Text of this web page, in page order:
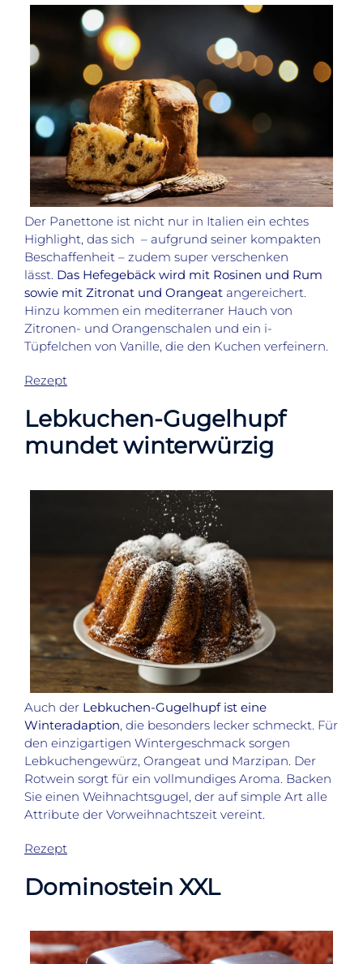
Der Panettone ist nicht nur in Italien ein echtes
Highlight, das sich – aufgrund seiner kompakten
Beschaffenheit – zudem super verschenken
lässt. Das Hefegebäck wird mit Rosinen und Rum
sowie mit Zitronat und Orangeat angereichert.
Hinzu kommen ein mediterraner Hauch von
Zitronen- und Orangenschalen und ein i-
Tüpfelchen von Vanille, die den Kuchen verfeinern.
Rezept
Lebkuchen-Gugelhupf
mundet winterwürzig
Auch der Lebkuchen-Gugelhupf ist eine
Winteradaption, die besonders lecker schmeckt. Für
den einzigartigen Wintergeschmack sorgen
Lebkuchengewürz, Orangeat und Marzipan. Der
Rotwein sorgt für ein vollmundiges Aroma. Backen
Sie einen Weihnachtsgugel, der auf simple Art alle
Attribute der Vorweihnachtszeit vereint.
Rezept
Dominostein XXL